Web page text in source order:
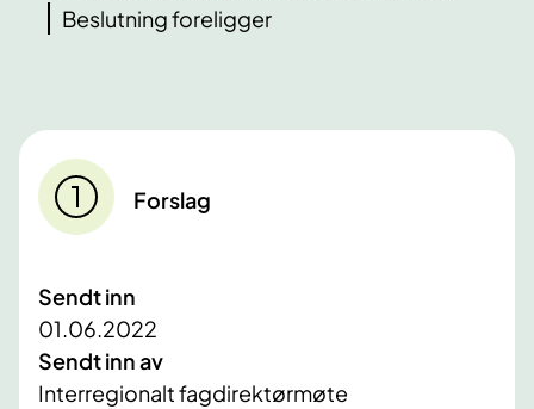
Beslutning foreligger
Forslag
Sendt inn
01.06.2022
Sendt inn av
Interregionalt fagdirektørmøte